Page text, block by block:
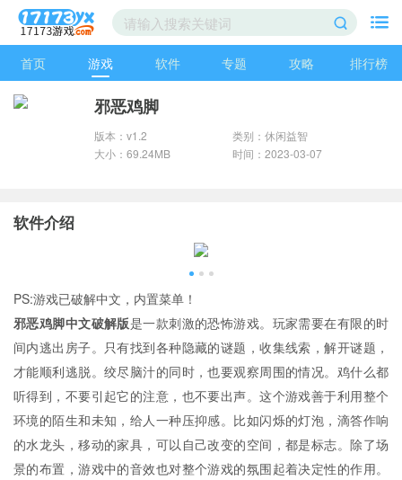
首页 游戏 软件 专题 攻略 排行榜
邪恶鸡脚
版本：v1.2
类别：休闲益智
大小：69.24MB
时间：2023-03-07
软件介绍
PS:游戏已破解中文，内置菜单！
邪恶鸡脚中文破解版是一款刺激的恐怖游戏。玩家需要在有限的时
间内逃出房子。只有找到各种隐藏的谜题，收集线索，解开谜题，
才能顺利逃脱。绞尽脑汁的同时，也要观察周围的情况。鸡什么都
听得到，不要引起它的注意，也不要出声。这个游戏善于利用整个
环境的陌生和未知，给人一种压抑感。比如闪烁的灯泡，滴答作响
的水龙头，移动的家具，可以自己改变的空间，都是标志。除了场
景的布置，游戏中的音效也对整个游戏的氛围起着决定性的作用。